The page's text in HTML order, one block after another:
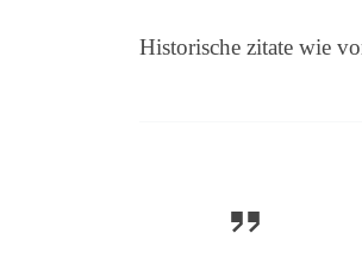
Historische zitate wie